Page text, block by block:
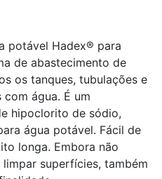
potável Hadex® para
de abastecimento de
os tanques, tubulações e
água. É um
hipoclorito de sódio,
água potável. Fácil de
longa. Embora não
superfícies, também